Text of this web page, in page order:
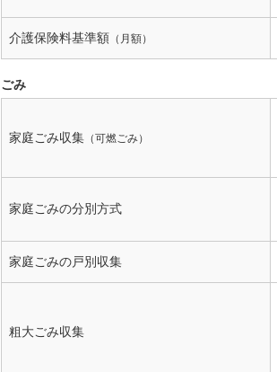
介護保険料基準額 （月額）
ごみ
家庭ごみ収集 （可燃ごみ）
家庭ごみの分別方式
家庭ごみの戸別収集
粗大ごみ収集